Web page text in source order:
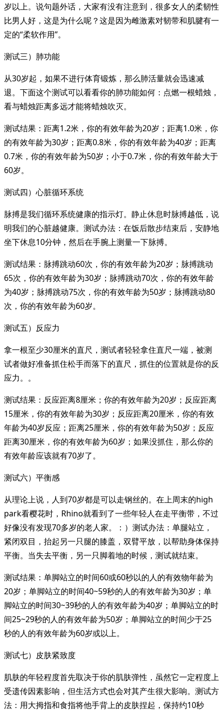
岁以上。说句题外话，大家有没有注意到，很多女人的柔韧性
比男人好，这是为什么呢？这是因为雌激素对韧带和肌腱有一
定的“柔软作用”。
测试三）肺功能
从30岁起，如果不进行体育锻炼，那么肺活量就会迅速减
退。下面这个测试可以看看你的肺功能如何：点燃一根蜡烛，
看与蜡烛距离多远才能将蜡烛吹灭。
测试结果：距离1.2米，你的有效年龄为20岁；距离1.0米，你
的有效年龄为30岁；距离0.8米，你的有效年龄为40岁；距离
0.7米，你的有效年龄为50岁；小于0.7米，你的有效年龄大于
60岁。
测试四）心脏循环系统
脉搏是我们循环系统健康的指示灯。静止休息时脉搏越低，说
明我们的心脏越健康。测试办法：在饭后散步结束后，安静地
坐下休息10分钟，然后在手腕上测量一下脉搏。
测试结果：脉搏跳动60次，你的有效年龄为20岁；脉搏跳动
65次，你的有效年龄为30岁；脉搏跳动70次，你的有效年龄
为40岁；脉搏跳动75次，你的有效年龄为50岁；脉搏跳动80
次，你的有效年龄为60岁。
测试五）反应力
拿一根至少30厘米的直尺，测试者轻轻拿住直尺一端，被测
试者做好准备抓住松手而落下的直尺，抓住的位置就是你的反
应力。。
测试结果：反应距离8厘米；你的有效年龄为20岁；反应距离
15厘米，你的有效年龄为30岁；反应距离20厘米，你的有效
年龄为40岁反应；距离25厘米，你的有效年龄为50岁；反应
距离30厘米，你的有效年龄为60岁；如果没抓住，那么你的
有效年龄应该就有70岁了。
测试六）平衡感
从理论上说，人到70岁都是可以走钢丝的。在上周末的high
park看樱花时，Rhino就看到了一些年轻人在走平衡带，不过
好像没有发现70多岁的老人家。：）测试办法：单腿站立，
紧闭双目，抬起另一只腿的膝盖，双臂平放，以帮助身体保持
平衡。当失去平衡，另一只脚着地的时候，测试就结束。
测试结果：单脚站立的时间60或60秒以的人的有效物年龄为
20岁；单脚站立的时间40~59秒的人的有效年龄为30岁；单
脚站立的时间30~39秒的人的有效年龄为40岁；单脚站立的时
间25~29秒的人的有效年龄为50岁；单脚站立的时间少于25
秒的人的有效年龄为60岁或以上。
测试七）皮肤紧致度
肌肤的年轻程度首先取决于你的肌肤弹性，虽然它一定程度上
受遗传因素影响，但生活方式也会对其产生很大影响。测试方
法：用大拇指和食指将他手背上的皮肤捏起，保持约10秒